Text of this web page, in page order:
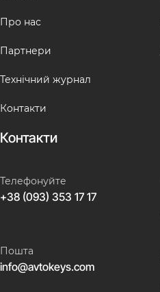
Про нас
Партнери
Технічний журнал
Контакти
Контакти
Телефонуйте
+38 (093) 353 17 17
Пошта
info@avtokeys.com